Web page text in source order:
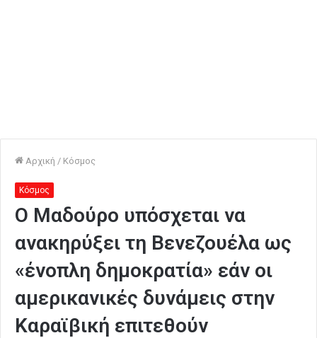
Αρχική / Κόσμος
Κόσμος
Ο Μαδούρο υπόσχεται να
ανακηρύξει τη Βενεζουέλα ως
«ένοπλη δημοκρατία» εάν οι
αμερικανικές δυνάμεις στην
Καραϊβική επιτεθούν